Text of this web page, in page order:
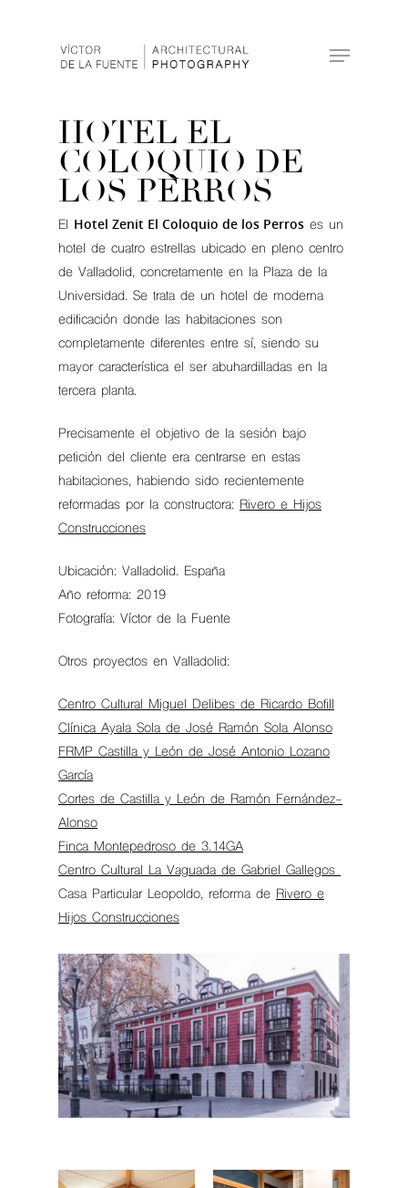
HOTEL EL
COLOQUIO DE
LOS PERROS
El Hotel Zenit El Coloquio de los Perros es un
hotel de cuatro estrellas ubicado en pleno centro
de Valladolid, concretamente en la Plaza de la
Universidad. Se trata de un hotel de moderna
edificación donde las habitaciones son
completamente diferentes entre sí, siendo su
mayor característica el ser abuhardilladas en la
tercera planta.
Precisamente el objetivo de la sesión bajo
petición del cliente era centrarse en estas
habitaciones, habiendo sido recientemente
reformadas por la constructora: Rivero e Hijos
Construcciones
Ubicación: Valladolid. España
Año reforma: 2019
Fotografía: Víctor de la Fuente
Otros proyectos en Valladolid:
Centro Cultural Miguel Delibes de Ricardo Bofill
Clínica Ayala Sola de José Ramón Sola Alonso
FRMP Castilla y León de José Antonio Lozano
García
Cortes de Castilla y León de Ramón Fernández-
Alonso
Finca Montepedroso de 3.14GA
Centro Cultural La Vaguada de Gabriel Gallegos
Casa Particular Leopoldo, reforma de Rivero e
Hijos Construcciones